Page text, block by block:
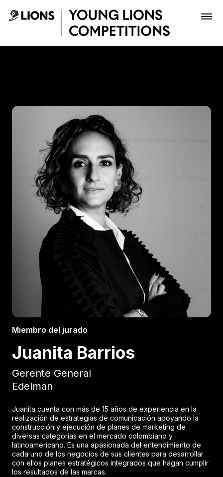
Saltar al contenido principal
Inscribir
Boletería
Miembro del jurado
Juanita Barrios
Gerente General
Edelman
Juanita cuenta con más de 15 años de experiencia en la
realización de estrategias de comunicación apoyando la
construcción y ejecución de planes de marketing de
diversas categorías en el mercado colombiano y
latinoamericano. Es una apasionada del entendimiento de
cada uno de los negocios de sus clientes para desarrollar
con ellos planes estratégicos integrados que hagan cumplir
los resultados de las marcas.